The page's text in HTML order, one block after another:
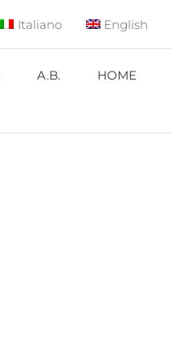
Italiano English
A.B. HOME